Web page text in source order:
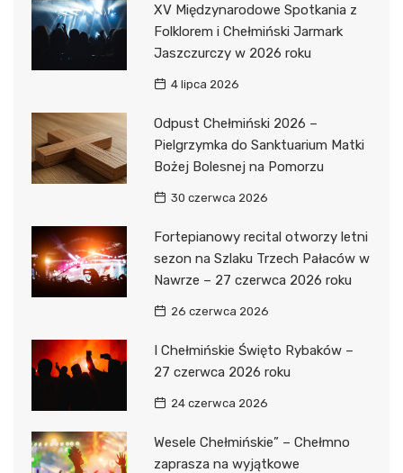
XV Międzynarodowe Spotkania z
Folklorem i Chełmiński Jarmark
Jaszczurczy w 2026 roku
4 lipca 2026
Odpust Chełmiński 2026 –
Pielgrzymka do Sanktuarium Matki
Bożej Bolesnej na Pomorzu
30 czerwca 2026
Fortepianowy recital otworzy letni
sezon na Szlaku Trzech Pałaców w
Nawrze – 27 czerwca 2026 roku
26 czerwca 2026
I Chełmińskie Święto Rybaków –
27 czerwca 2026 roku
24 czerwca 2026
Wesele Chełmińskie” – Chełmno
zaprasza na wyjątkowe